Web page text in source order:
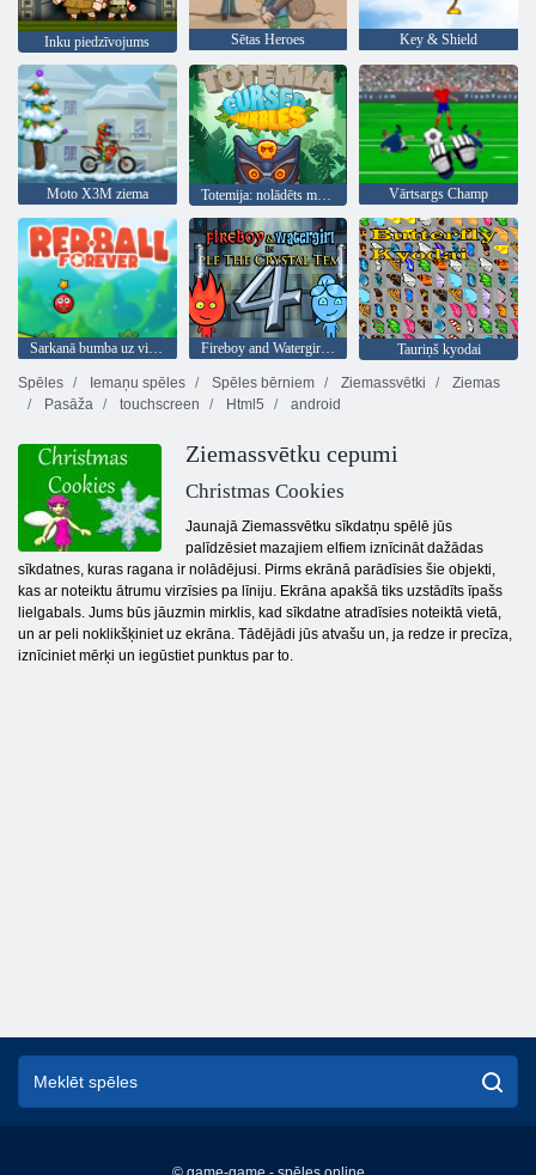
Inku piedzīvojums Sētas Heroes Key & Shield
Moto X3M ziema Totemija: nolādēts marmors Vārtsargs Champ
Sarkanā bumba uz visiem laikiem Fireboy and Watergirl 4: Kristāla templis
Tauriņš kyodai
Spēles
Iemaņu spēles Spēles bērniem Ziemassvētki
Ziemas
Pasāža
touchscreen Html5 android
Ziemassvētku cepumi
Christmas Cookies
Jaunajā Ziemassvētku sīkdatņu spēlē jūs
palīdzēsiet mazajiem elfiem iznīcināt dažādas
sīkdatnes, kuras ragana ir nolādējusi. Pirms ekrānā parādīsies šie objekti,
kas ar noteiktu ātrumu virzīsies pa līniju. Ekrāna apakšā tiks uzstādīts īpašs
lielgabals. Jums būs jāuzmin mirklis, kad sīkdatne atradīsies noteiktā vietā,
un ar peli noklikšķiniet uz ekrāna. Tādējādi jūs atvašu un, ja redze ir precīza,
iznīciniet mērķi un iegūstiet punktus par to.